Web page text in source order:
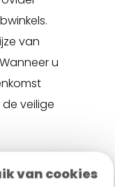
van cookies
van
u
veilige
met